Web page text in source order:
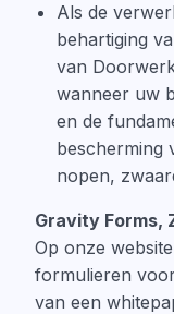
Als de
behartiging
van
wanneer uw
en de
bescherming
nopen,
Gravity Forms,
Op onze
formulieren
van een